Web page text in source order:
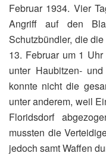
Februar 1934. Vier
Angriff auf den
Schutzbündler, die
13. Februar um 1
unter Haubitzen-
konnte nicht die
unter anderem, weil
Floridsdorf
mussten die
jedoch samt Waffen